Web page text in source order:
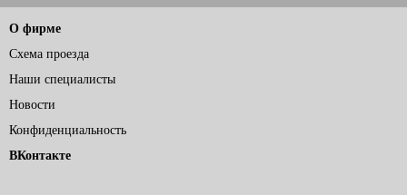
О фирме
Схема проезда
Наши специалисты
Новости
Конфиденциальность
ВКонтакте